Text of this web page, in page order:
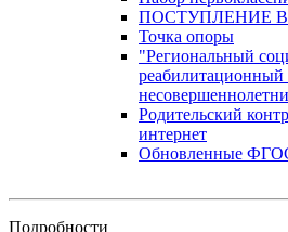
ПОСТУПЛЕНИЕ В
Точка опоры
"Региональный
реабилитационный
Родительский
интернет
Обновленные
Подробности